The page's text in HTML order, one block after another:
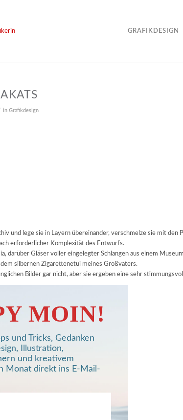
GRAFIKDESIGN
in Grafikdesign
und lege sie in Layern übereinander, verschmelze sie mit den
erforderlicher Komplexität des Entwurfs.
darüber Gläser voller eingelegter Schlangen aus einem
silbernen Zigarettenetui meines Großvaters.
Bilder gar nicht, aber sie ergeben eine sehr
MOIN!
und Tricks, Gedanken
Illustration,
und kreativem
Monat direkt ins E-Mail-